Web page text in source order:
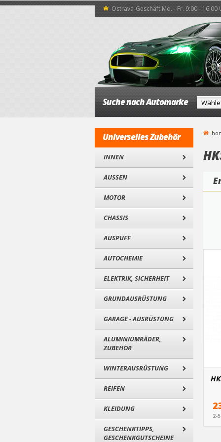
Ostrava-Geschäft Mo. - Fr. 9:00 - 16:00
Suche nach Automarke
Universelles Zubehör
INNEN
AUSSEN
MOTOR
CHASSIS
AUSPUFF
AUTOCHEMIE
ELEKTRIK, SICHERHEIT
GRUNDAUSRÜSTUNG
GARAGE - AUSRÜSTUNG
ALUMINIUMRÄDER,
ZUBEHÖR
WINTERAUSRÜSTUNG
REIFEN
KLEIDUNG
GESCHENKTIPPS,
GESCHENKGUTSCHEINE
2-